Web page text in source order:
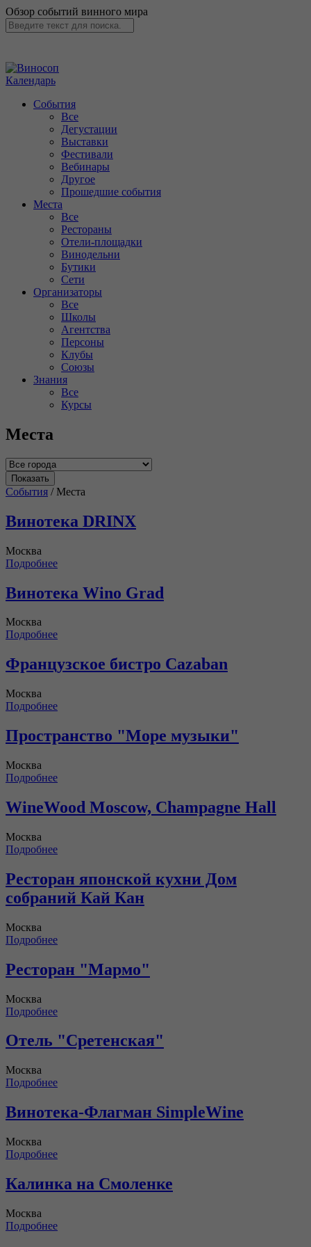
Обзор событий винного мира
Календарь
События
Все
Дегустации
Выставки
Фестивали
Вебинары
Другое
Прошедшие события
Места
Все
Рестораны
Отели-площадки
Винодельни
Бутики
Сети
Организаторы
Все
Школы
Агентства
Персоны
Клубы
Союзы
Знания
Все
Курсы
Места
События /Места
Винотека DRINX
Москва
Подробнее
Винотека Wino Grad
Москва
Подробнее
Французское бистро Cazaban
Москва
Подробнее
Пространство "Море музыки"
Москва
Подробнее
WineWood Moscow, Champagne Hall
Москва
Подробнее
Ресторан японской кухни Дом
собраний Кай Кан
Москва
Подробнее
Ресторан "Мармо"
Москва
Подробнее
Отель "Сретенская"
Москва
Подробнее
Винотека-Флагман SimpleWine
Москва
Подробнее
Калинка на Смоленке
Москва
Подробнее